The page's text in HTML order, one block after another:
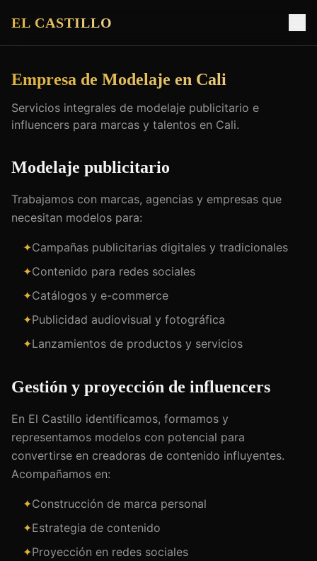
EL CASTILLO
Empresa de Modelaje en Cali
Servicios integrales de modelaje publicitario e
influencers para marcas y talentos en Cali.
Modelaje publicitario
Trabajamos con marcas, agencias y empresas que
necesitan modelos para:
✦Campañas publicitarias digitales y tradicionales
✦Contenido para redes sociales
✦Catálogos y e-commerce
✦Publicidad audiovisual y fotográfica
✦Lanzamientos de productos y servicios
Gestión y proyección de influencers
En El Castillo identificamos, formamos y
representamos modelos con potencial para
convertirse en creadoras de contenido influyentes.
Acompañamos en:
✦Construcción de marca personal
✦Estrategia de contenido
✦Proyección en redes sociales